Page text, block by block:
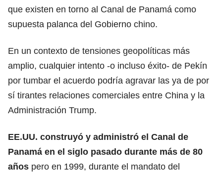
que existen en torno al Canal de Panamá como
supuesta palanca del Gobierno chino.
En un contexto de tensiones geopolíticas más
amplio, cualquier intento -o incluso éxito- de Pekín
por tumbar el acuerdo podría agravar las ya de por
sí tirantes relaciones comerciales entre China y la
Administración Trump.
EE.UU. construyó y administró el Canal de
Panamá en el siglo pasado durante más de 80
años pero en 1999, durante el mandato del